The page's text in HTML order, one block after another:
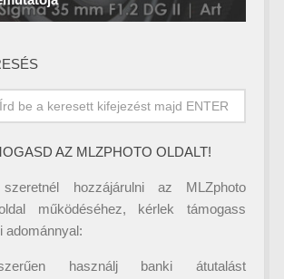
AZ MLZPHOTO OLDALT!
hozzájárulni az MLZphoto
működéséhez, kérlek támogass
adománnyal:
használj banki átutalást